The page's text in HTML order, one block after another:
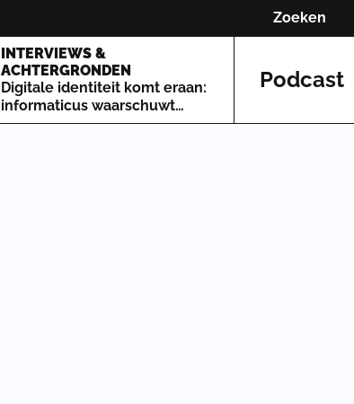
Zoeken
INTERVIEWS &
ACHTERGRONDEN
Digitale identiteit komt eraan:
informaticus waarschuwt
voor de gevolgen
Podcast